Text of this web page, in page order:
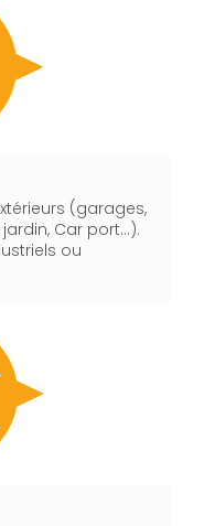
(garages,
Car port…).
ou